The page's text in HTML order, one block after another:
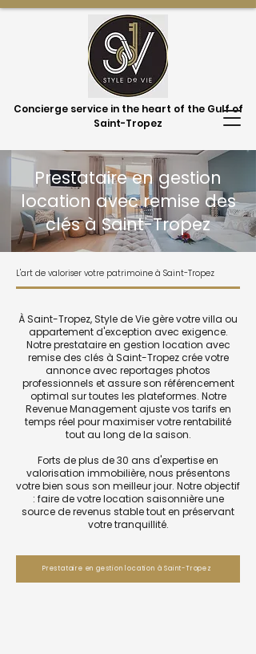
Concierge service in the heart of the Gulf of
Saint-Tropez
Prestataire en gestion
location avec remise des
clés à Saint-Tropez
L'art de valoriser votre patrimoine à Saint-Tropez
À Saint-Tropez, Style de Vie gère votre villa ou
appartement d'exception avec exigence.
Notre prestataire en gestion location avec
remise des clés à Saint-Tropez crée votre
annonce avec reportages photos
professionnels et assure son référencement
optimal sur toutes les plateformes. Notre
Revenue Management ajuste vos tarifs en
temps réel pour maximiser votre rentabilité
tout au long de la saison.
Forts de plus de 30 ans d'expertise en
valorisation immobilière, nous présentons
votre bien sous son meilleur jour. Notre objectif
: faire de votre location saisonnière une
source de revenus stable tout en préservant
votre tranquillité.
Prestataire en gestion location à Saint-Tropez